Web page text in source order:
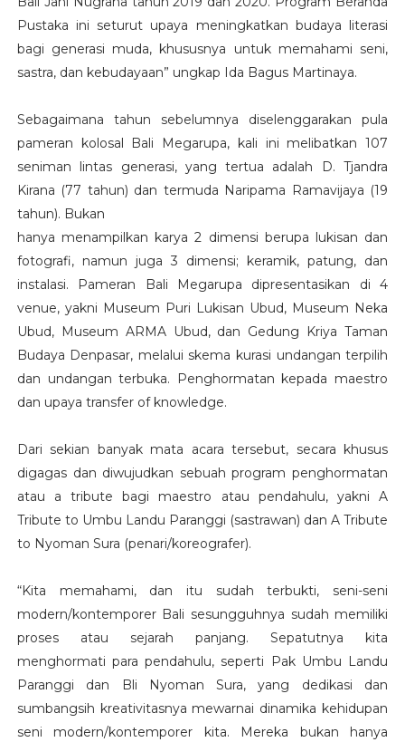
Pustaka ini seturut upaya meningkatkan budaya literasi
bagi generasi muda, khususnya untuk memahami seni,
sastra, dan kebudayaan” ungkap Ida Bagus Martinaya.
Sebagaimana tahun sebelumnya diselenggarakan pula
pameran kolosal Bali Megarupa, kali ini melibatkan 107
seniman lintas generasi, yang tertua adalah D. Tjandra
Kirana (77 tahun) dan termuda Naripama Ramavijaya (19
tahun). Bukan
hanya menampilkan karya 2 dimensi berupa lukisan dan
fotografi, namun juga 3 dimensi; keramik, patung, dan
instalasi. Pameran Bali Megarupa dipresentasikan di 4
venue, yakni Museum Puri Lukisan Ubud, Museum Neka
Ubud, Museum ARMA Ubud, dan Gedung Kriya Taman
Budaya Denpasar, melalui skema kurasi undangan terpilih
dan undangan terbuka. Penghormatan kepada maestro
dan upaya transfer of knowledge.
Dari sekian banyak mata acara tersebut, secara khusus
digagas dan diwujudkan sebuah program penghormatan
atau a tribute bagi maestro atau pendahulu, yakni A
Tribute to Umbu Landu Paranggi (sastrawan) dan A Tribute
to Nyoman Sura (penari/koreografer).
“Kita memahami, dan itu sudah terbukti, seni-seni
modern/kontemporer Bali sesungguhnya sudah memiliki
proses atau sejarah panjang. Sepatutnya kita
menghormati para pendahulu, seperti Pak Umbu Landu
Paranggi dan Bli Nyoman Sura, yang dedikasi dan
sumbangsih kreativitasnya mewarnai dinamika kehidupan
seni modern/kontemporer kita. Mereka bukan hanya